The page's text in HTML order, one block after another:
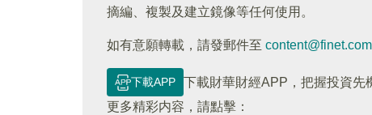
摘編、複製及建立鏡像等任何使用。
如有意願轉載，請發郵件至
下載APP
下載財華財經APP，把握投資先
更多精彩内容，請點擊：